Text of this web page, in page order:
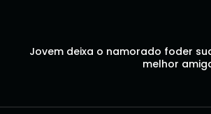
Jovem deixa o namorado foder
melhor